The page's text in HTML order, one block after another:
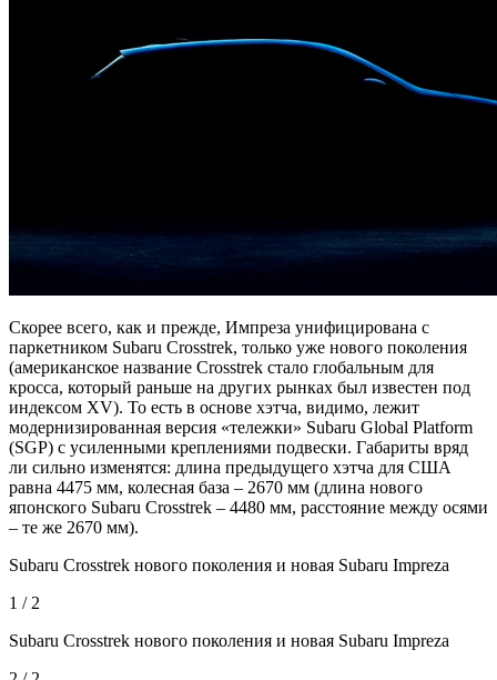
Скорее всего, как и прежде, Импреза унифицирована с
паркетником Subaru Crosstrek, только уже нового поколения
(американское название Crosstrek стало глобальным для
кросса, который раньше на других рынках был известен под
индексом XV). То есть в основе хэтча, видимо, лежит
модернизированная версия «тележки» Subaru Global Platform
(SGP) с усиленными креплениями подвески. Габариты вряд
ли сильно изменятся: длина предыдущего хэтча для США
равна 4475 мм, колесная база – 2670 мм (длина нового
японского Subaru Crosstrek – 4480 мм, расстояние между осями
– те же 2670 мм).
Subaru Crosstrek нового поколения и новая Subaru Impreza
1 / 2
Subaru Crosstrek нового поколения и новая Subaru Impreza